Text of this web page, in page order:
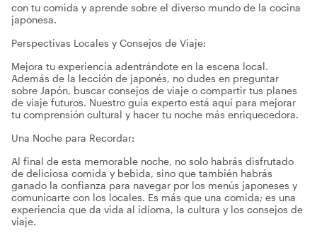
con tu comida y aprende sobre el diverso mundo de la cocina
japonesa.
Perspectivas Locales y Consejos de Viaje:
Mejora tu experiencia adentrándote en la escena local.
Además de la lección de japonés, no dudes en preguntar
sobre Japón, buscar consejos de viaje o compartir tus planes
de viaje futuros. Nuestro guía experto está aquí para mejorar
tu comprensión cultural y hacer tu noche más enriquecedora.
Una Noche para Recordar:
Al final de esta memorable noche, no solo habrás disfrutado
de deliciosa comida y bebida, sino que también habrás
ganado la confianza para navegar por los menús japoneses y
comunicarte con los locales. Es más que una comida; es una
experiencia que da vida al idioma, la cultura y los consejos de
viaje.